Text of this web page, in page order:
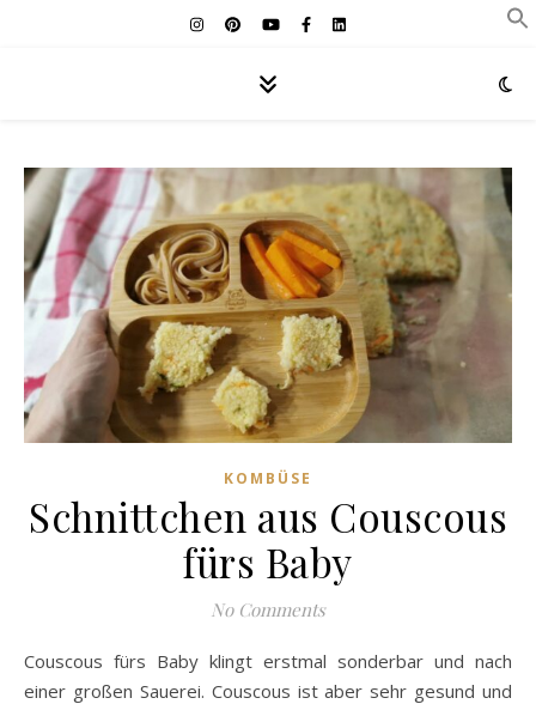
KOMBÜSE
Schnittchen aus Couscous
fürs Baby
No Comments
Couscous fürs Baby klingt erstmal sonderbar und nach
einer großen Sauerei. Couscous ist aber sehr gesund und